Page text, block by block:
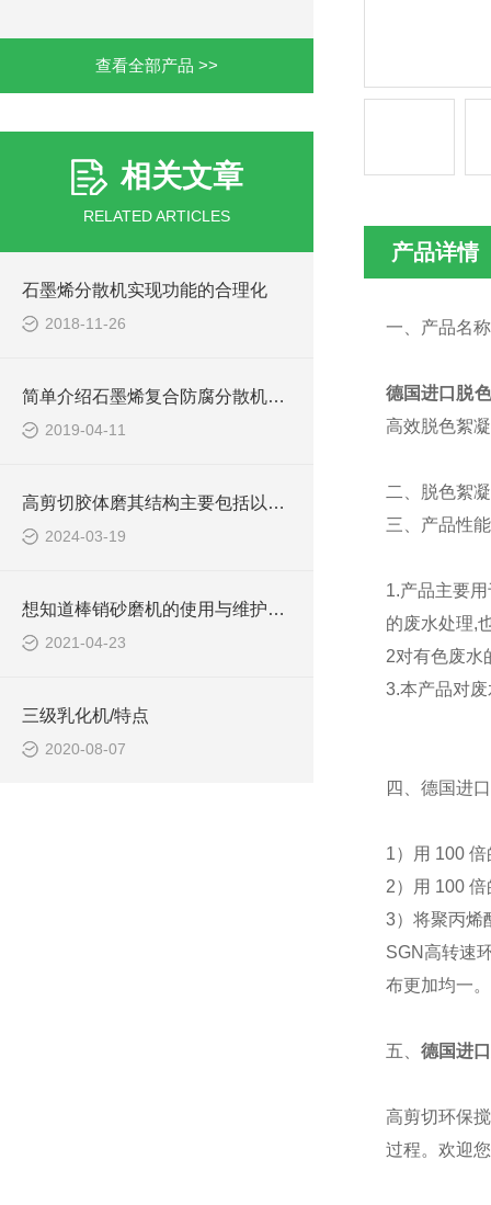
查看全部产品 >>
相关文章
RELATED ARTICLES
石墨烯分散机实现功能的合理化
2018-11-26
简单介绍石墨烯复合防腐分散机的工艺流程
2019-04-11
高剪切胶体磨其结构主要包括以下几个部分
2024-03-19
想知道棒销砂磨机的使用与维护吗？
2021-04-23
三级乳化机/特点
2020-08-07
产品详情
一、产品名
德国进口脱
高效脱色絮
二、脱色絮
三、产品性
1.产品主要
的废水处理,
2对有色废水
3.本产品对
四、德国进
1）用 100
2）用 100
3）将聚丙烯
SGN高转速
布更加均一。
五、 德国进
高剪切环保
过程。欢迎